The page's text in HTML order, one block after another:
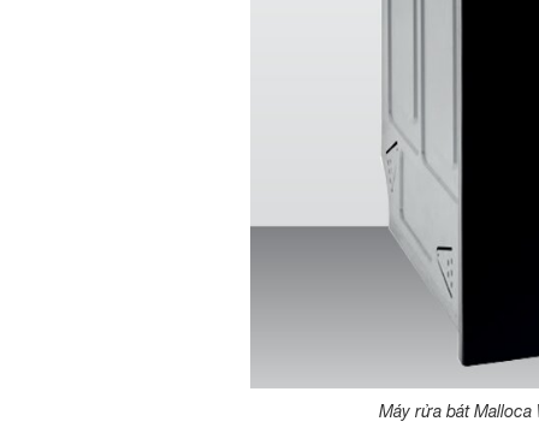
Máy rửa bát